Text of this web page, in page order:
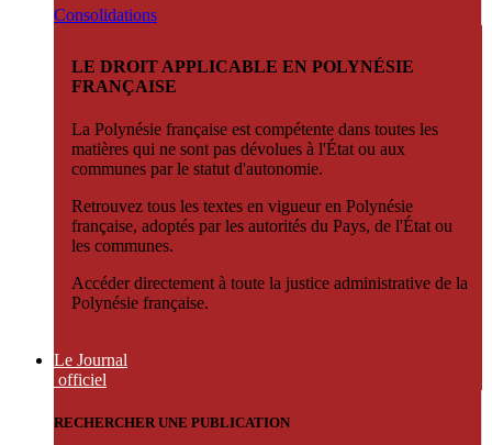
Consolidations
LE DROIT APPLICABLE EN POLYNÉSIE
FRANÇAISE
La Polynésie française est compétente dans toutes les
matières qui ne sont pas dévolues à l'État ou aux
communes par le statut d'autonomie.
Retrouvez tous les textes en vigueur en Polynésie
française, adoptés par les autorités du Pays, de l'État ou
les communes.
Accéder directement à toute la justice administrative de la
Polynésie française.
Le Journal
officiel
RECHERCHER UNE PUBLICATION